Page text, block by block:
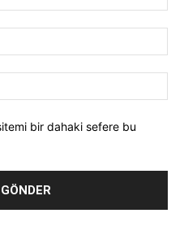
bir dahaki sefere bu